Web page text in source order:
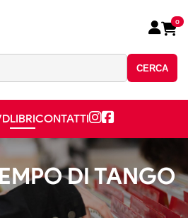
CERCA
0
LIBRICONTATTI
DI TANGO